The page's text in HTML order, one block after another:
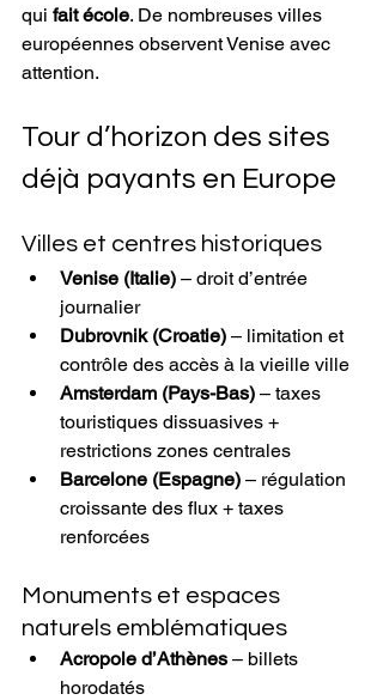
qui fait école. De nombreuses villes
européennes observent Venise avec
attention.
Tour d’horizon des sites
déjà payants en Europe
Villes et centres historiques
Venise (Italie) – droit d’entrée
journalier
Dubrovnik (Croatie) – limitation et
contrôle des accès à la vieille ville
Amsterdam (Pays-Bas) – taxes
touristiques dissuasives +
restrictions zones centrales
Barcelone (Espagne) – régulation
croissante des flux + taxes
renforcées
Monuments et espaces
naturels emblématiques
Acropole d’Athènes – billets
horodatés